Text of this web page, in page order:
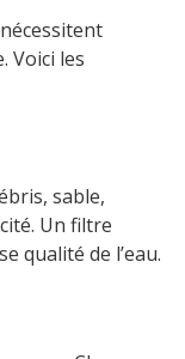
nécessitent
Voici les
sable,
Un filtre
qualité de l’eau.